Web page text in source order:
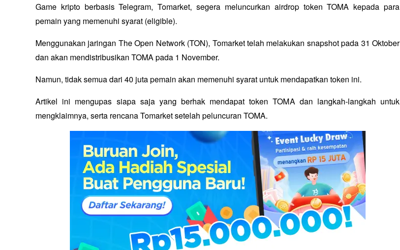
Game kripto berbasis Telegram, Tomarket, segera meluncurkan airdrop token TOMA kepada para
pemain yang memenuhi syarat (eligible).
Menggunakan jaringan The Open Network (TON), Tomarket telah melakukan snapshot pada 31 Oktober
dan akan mendistribusikan TOMA pada 1 November.
Namun, tidak semua dari 40 juta pemain akan memenuhi syarat untuk mendapatkan token ini.
Artikel ini mengupas siapa saja yang berhak mendapat token TOMA dan langkah-langkah untuk
mengklaimnya, serta rencana Tomarket setelah peluncuran TOMA.